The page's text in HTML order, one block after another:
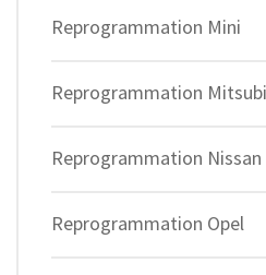
Reprogrammation Mini
Reprogrammation
Reprogrammation Nissan
Reprogrammation Opel